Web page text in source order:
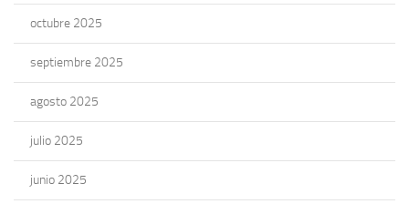
octubre 2025
septiembre 2025
agosto 2025
julio 2025
junio 2025